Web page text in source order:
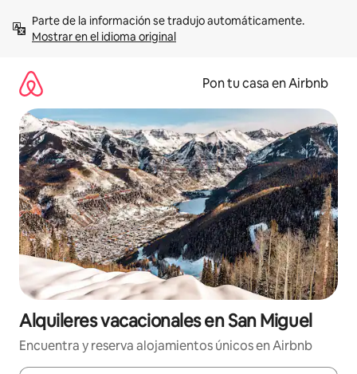
contenidoMostrar en el idioma original
Pon tu casa en Airbnb
Alquileres vacacionales en San Miguel
Encuentra y reserva alojamientos únicos en Airbnb